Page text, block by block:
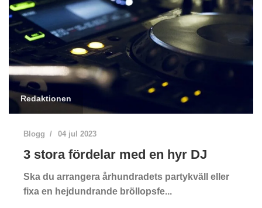
Redaktionen
Blogg 04 jul 2023
3 stora fördelar med en hyr DJ
Ska du arrangera århundradets partykväll eller
fixa en hejdundrande bröllopsfe...